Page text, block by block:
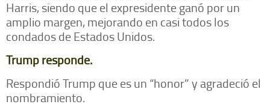
Harris, siendo que el expresidente ganó por un
amplio margen, mejorando en casi todos los
condados de Estados Unidos.
Trump responde.
Respondió Trump que es un “honor” y agradeció el
nombramiento.